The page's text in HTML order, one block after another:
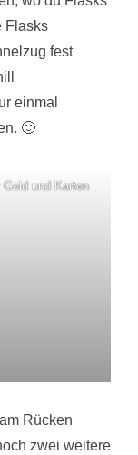
Flasks
fest
einmal
🙂
Geld und Karten
Rücken
zwei weitere